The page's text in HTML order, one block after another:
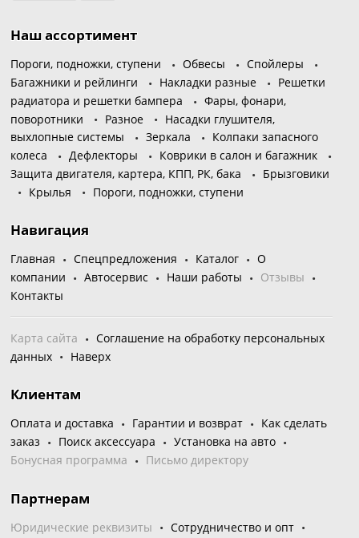
Наш ассортимент
Пороги, подножки, ступени Обвесы
Спойлеры
Багажники и рейлинги
Накладки разные
Решетки
радиатора и решетки бампера
Фары, фонари,
поворотники
Разное
Насадки глушителя,
выхлопные системы
Зеркала
Колпаки запасного
колеса
Дефлекторы
Коврики в салон и багажник
Защита двигателя, картера, КПП, РК, бака
Брызговики
Крылья
Пороги, подножки, ступени
Навигация
Главная Спецпредложения Каталог
О
компании
Автосервис Наши работы
Отзывы
Контакты
Карта сайта
Соглашение на обработку персональных
данных
Наверх
Клиентам
Оплата и доставка Гарантии и возврат
Как сделать
заказ
Поиск аксессуара
Установка на авто
Бонусная программа
Письмо директору
Партнерам
Юридические реквизиты
Сотрудничество и опт